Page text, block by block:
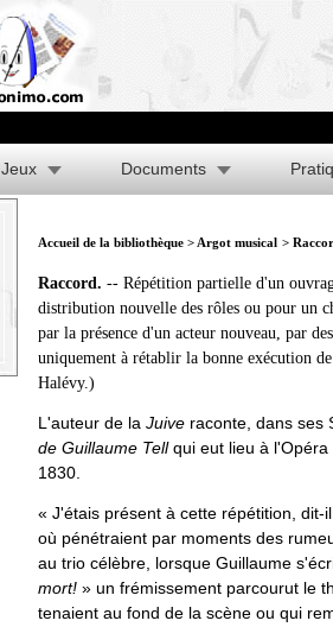
Jeux Documents
Accueil de la bibliothèque > Argot musical >
Raccord. -- Répétition partielle d'un
distribution nouvelle des rôles ou pour un
par la présence d'un acteur nouveau, par
uniquement à rétablir la bonne exécution
Halévy.)
L'auteur de la Juive raconte, dans ses
de Guillaume Tellqui eut lieu à l'Opéra
1830.
« J'étais présent à cette répétition, dit-
où pénétraient par moments des
au trio célèbre, lorsque Guillaume
mort! » un frémissement parcourut le
tenaient au fond de la scène ou qui